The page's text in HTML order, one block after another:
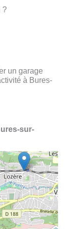
?
un garage
à Bures-
sur-